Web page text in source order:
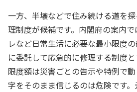
一方、半壊などで住み続ける道を
理制度が候補です。内閣府の案内
レなど日常生活に必要な最小限度
に委託して応急的に修理する制度
限度額は災害ごとの告示や特例で
字をそのまま信じるのは危険です